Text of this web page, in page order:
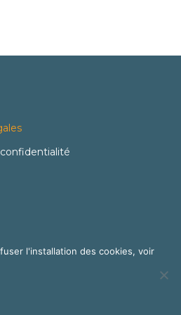
l'installation des cookies, voir